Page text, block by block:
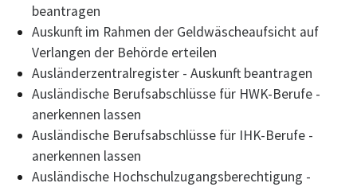
beantragen
Auskunft im Rahmen der Geldwäscheaufsicht auf
Verlangen der Behörde erteilen
Ausländerzentralregister - Auskunft beantragen
Ausländische Berufsabschlüsse für HWK-Berufe -
anerkennen lassen
Ausländische Berufsabschlüsse für IHK-Berufe -
anerkennen lassen
Ausländische Hochschulzugangsberechtigung -